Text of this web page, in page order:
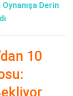
Oynanışa Derin
10